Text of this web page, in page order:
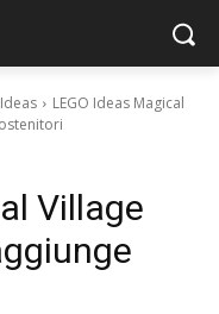
LEGO Ideas Magical
Village